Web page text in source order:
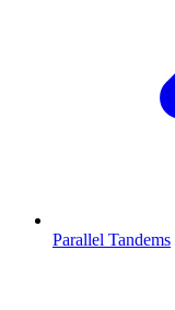
Parallel Tandems